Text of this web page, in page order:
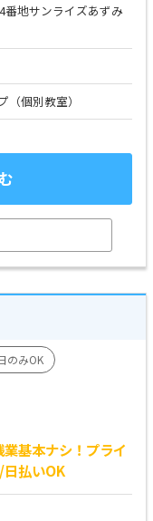
地サンライズあずみ
個別教室）
のみOK
基本ナシ！プライ
払いOK